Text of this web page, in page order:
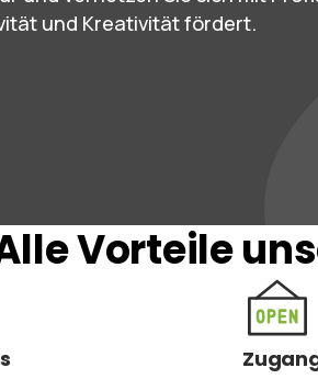
und Kreativität fördert.
Vorteile